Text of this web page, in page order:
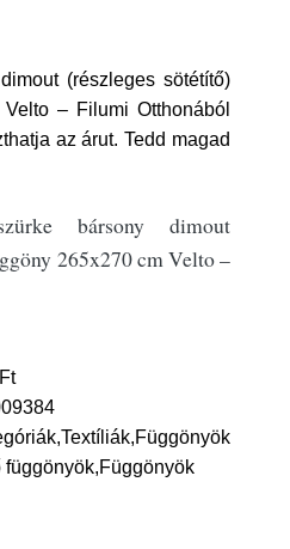
(részleges sötétítő)
– Filumi Otthonából
az árut. Tedd magad
bársony dimout
265x270 cm Velto –
függönyök,Függönyök